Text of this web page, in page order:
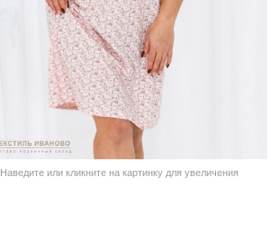
Наведите или кликните на картинку для увеличения